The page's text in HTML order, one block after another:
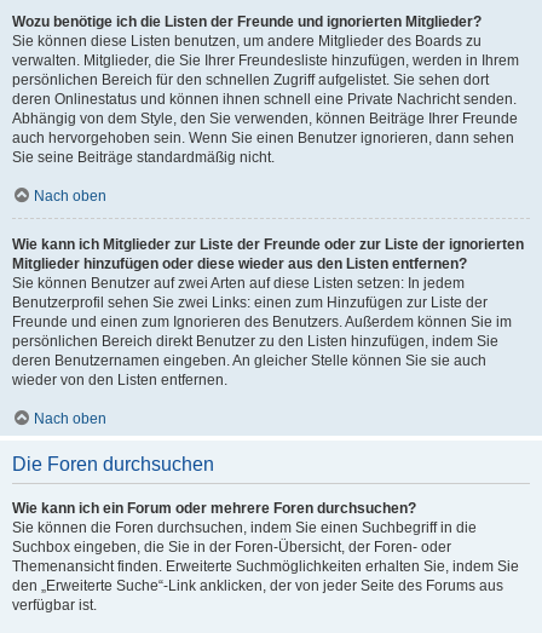
Wozu benötige ich die Listen der Freunde und ignorierten Mitglieder?
Sie können diese Listen benutzen, um andere Mitglieder des Boards zu
verwalten. Mitglieder, die Sie Ihrer Freundesliste hinzufügen, werden in Ihrem
persönlichen Bereich für den schnellen Zugriff aufgelistet. Sie sehen dort
deren Onlinestatus und können ihnen schnell eine Private Nachricht senden.
Abhängig von dem Style, den Sie verwenden, können Beiträge Ihrer Freunde
auch hervorgehoben sein. Wenn Sie einen Benutzer ignorieren, dann sehen
Sie seine Beiträge standardmäßig nicht.
Nach oben
Wie kann ich Mitglieder zur Liste der Freunde oder zur Liste der ignorierten
Mitglieder hinzufügen oder diese wieder aus den Listen entfernen?
Sie können Benutzer auf zwei Arten auf diese Listen setzen: In jedem
Benutzerprofil sehen Sie zwei Links: einen zum Hinzufügen zur Liste der
Freunde und einen zum Ignorieren des Benutzers. Außerdem können Sie im
persönlichen Bereich direkt Benutzer zu den Listen hinzufügen, indem Sie
deren Benutzernamen eingeben. An gleicher Stelle können Sie sie auch
wieder von den Listen entfernen.
Nach oben
Die Foren durchsuchen
Wie kann ich ein Forum oder mehrere Foren durchsuchen?
Sie können die Foren durchsuchen, indem Sie einen Suchbegriff in die
Suchbox eingeben, die Sie in der Foren-Übersicht, der Foren- oder
Themenansicht finden. Erweiterte Suchmöglichkeiten erhalten Sie, indem Sie
den „Erweiterte Suche“-Link anklicken, der von jeder Seite des Forums aus
verfügbar ist.